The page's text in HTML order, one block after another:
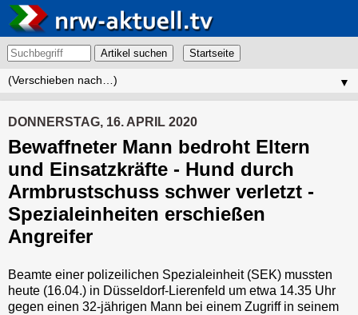
Artikel suchen
▼
DONNERSTAG, 16. APRIL 2020
Bewaffneter Mann bedroht Eltern
und Einsatzkräfte - Hund durch
Armbrustschuss schwer verletzt -
Spezialeinheiten erschießen
Angreifer
Beamte einer polizeilichen Spezialeinheit (SEK) mussten
heute (16.04.) in Düsseldorf-Lierenfeld um etwa 14.35 Uhr
gegen einen 32-jährigen Mann bei einem Zugriff in seinem